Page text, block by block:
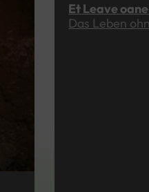
Et Leave
Das Leben